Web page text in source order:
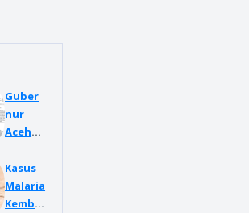
Guber
nur
Aceh
BKPM
Pusat
Minta
Kasus
Malaria
Kembal